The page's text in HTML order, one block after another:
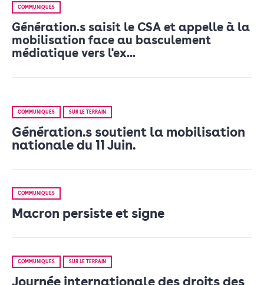
COMMUNIQUÉS
Génération.s saisit le CSA et appelle à la
mobilisation face au basculement
médiatique vers l'ex...
COMMUNIQUÉS SUR LE TERRAIN
Génération.s soutient la mobilisation
nationale du 11 Juin.
COMMUNIQUÉS
Macron persiste et signe
COMMUNIQUÉS SUR LE TERRAIN
Journée internationale des droits des